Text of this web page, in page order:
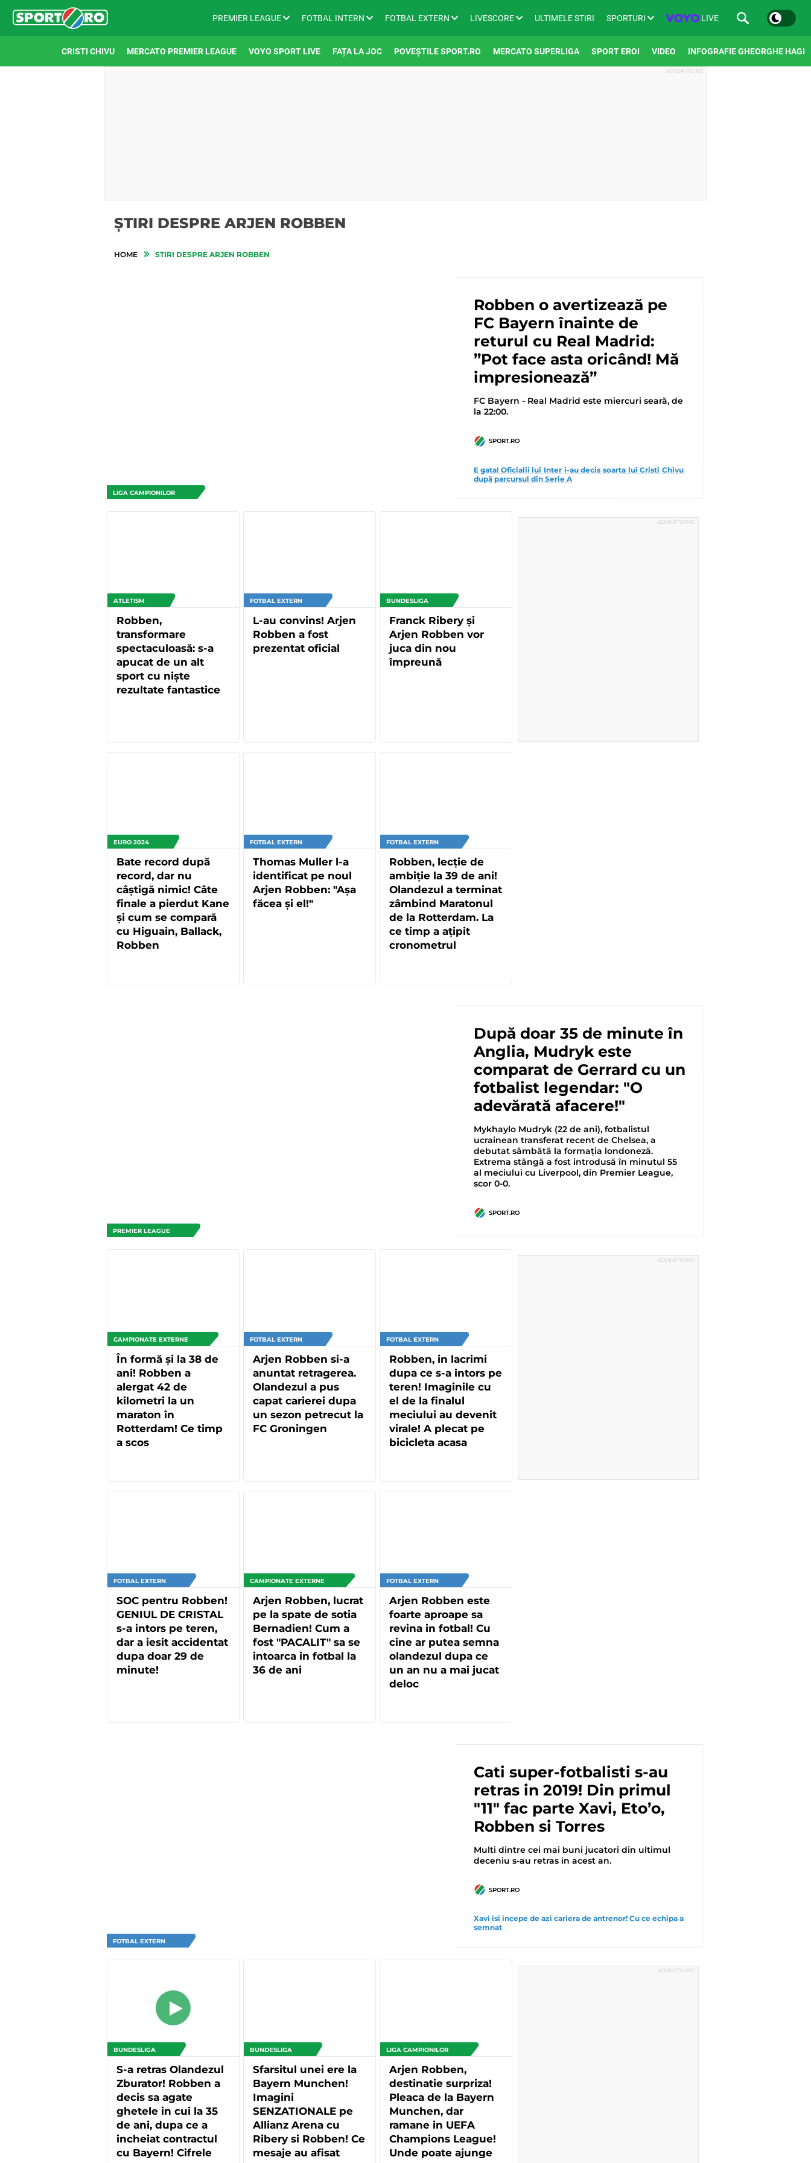
PREMIER LEAGUE FOTBAL INTERN FOTBAL EXTERN LIVESCORE ULTIMELE STIRI SPORTURI LIVE
CRISTI CHIVU MERCATO PREMIER LEAGUE VOYO SPORT LIVE FAȚA LA JOC POVEȘTILE SPORT.RO MERCATO SUPERLIGA SPORT EROI VIDEO INFOGRAFIE GHEORGHE HAGI
ȘTIRI DESPRE ARJEN ROBBEN
HOME STIRI DESPRE ARJEN ROBBEN
LIGA CAMPIONILOR
Robben o avertizează pe
FC Bayern înainte de
returul cu Real Madrid:
”Pot face asta oricând! Mă
impresionează”
FC Bayern - Real Madrid este miercuri seară, de
la 22:00.
SPORT.RO
E gata! Oficialii lui Inter i-au decis soarta lui Cristi Chivu
după parcursul din Serie A
ATLETISM
Robben,
transformare
spectaculoasă: s-a
apucat de un alt
sport cu niște
rezultate fantastice
FOTBAL EXTERN
L-au convins! Arjen
Robben a fost
prezentat oficial
BUNDESLIGA
Franck Ribery și
Arjen Robben vor
juca din nou
împreună
EURO 2024
Bate record după
record, dar nu
câștigă nimic! Câte
finale a pierdut Kane
și cum se compară
cu Higuain, Ballack,
Robben
FOTBAL EXTERN
Thomas Muller l-a
identificat pe noul
Arjen Robben: "Așa
făcea și el!"
FOTBAL EXTERN
Robben, lecție de
ambiție la 39 de ani!
Olandezul a terminat
zâmbind Maratonul
de la Rotterdam. La
ce timp a ațipit
cronometrul
PREMIER LEAGUE
După doar 35 de minute în
Anglia, Mudryk este
comparat de Gerrard cu un
fotbalist legendar: "O
adevărată afacere!"
Mykhaylo Mudryk (22 de ani), fotbalistul
ucrainean transferat recent de Chelsea, a
debutat sâmbătă la formația londoneză.
Extrema stângă a fost introdusă în minutul 55
al meciului cu Liverpool, din Premier League,
scor 0-0.
SPORT.RO
CAMPIONATE EXTERNE
În formă și la 38 de
ani! Robben a
alergat 42 de
kilometri la un
maraton în
Rotterdam! Ce timp
a scos
FOTBAL EXTERN
Arjen Robben si-a
anuntat retragerea.
Olandezul a pus
capat carierei dupa
un sezon petrecut la
FC Groningen
FOTBAL EXTERN
Robben, in lacrimi
dupa ce s-a intors pe
teren! Imaginile cu
el de la finalul
meciului au devenit
virale! A plecat pe
bicicleta acasa
FOTBAL EXTERN
SOC pentru Robben!
GENIUL DE CRISTAL
s-a intors pe teren,
dar a iesit accidentat
dupa doar 29 de
minute!
CAMPIONATE EXTERNE
Arjen Robben, lucrat
pe la spate de sotia
Bernadien! Cum a
fost "PACALIT" sa se
intoarca in fotbal la
36 de ani
FOTBAL EXTERN
Arjen Robben este
foarte aproape sa
revina in fotbal! Cu
cine ar putea semna
olandezul dupa ce
un an nu a mai jucat
deloc
FOTBAL EXTERN
Cati super-fotbalisti s-au
retras in 2019! Din primul
"11" fac parte Xavi, Eto’o,
Robben si Torres
Multi dintre cei mai buni jucatori din ultimul
deceniu s-au retras in acest an.
SPORT.RO
Xavi isi incepe de azi cariera de antrenor! Cu ce echipa a
semnat
BUNDESLIGA
S-a retras Olandezul
Zburator! Robben a
decis sa agate
ghetele in cui la 35
de ani, dupa ce a
incheiat contractul
cu Bayern! Cifrele
BUNDESLIGA
Sfarsitul unei ere la
Bayern Munchen!
Imagini
SENZATIONALE pe
Allianz Arena cu
Ribery si Robben! Ce
mesaje au afisat
LIGA CAMPIONILOR
Arjen Robben,
destinatie surpriza!
Pleaca de la Bayern
Munchen, dar
ramane in UEFA
Champions League!
Unde poate ajunge